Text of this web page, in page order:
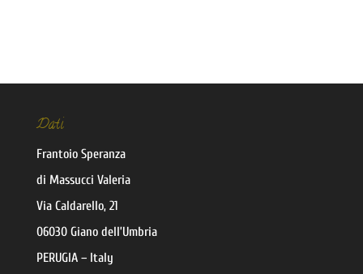
Dati
Frantoio Speranza
di Massucci Valeria
Via Caldarello, 21
06030 Giano dell’Umbria
PERUGIA – Italy